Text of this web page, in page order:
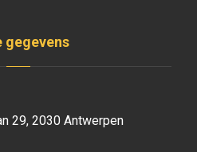
gegevens
29, 2030 Antwerpen